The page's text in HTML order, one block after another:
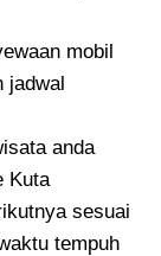
mobil
jadwal
anda
Kuta
sesuai
tempuh